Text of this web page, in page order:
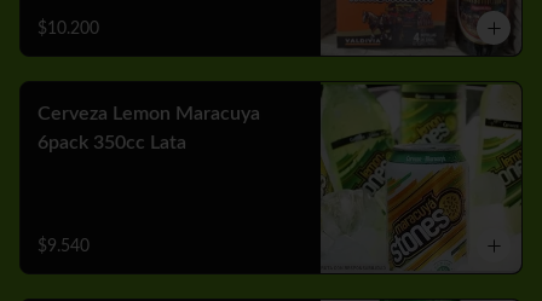
$10.200
Cerveza Lemon Maracuya
6pack 350cc Lata
$9.540